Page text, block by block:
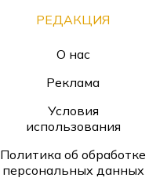
РЕДАКЦИЯ
О нас
Реклама
Условия
использования
Политика об обработке
персональных данных